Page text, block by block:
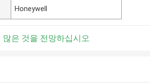
Honeywell
많은 것을 전망하십시오